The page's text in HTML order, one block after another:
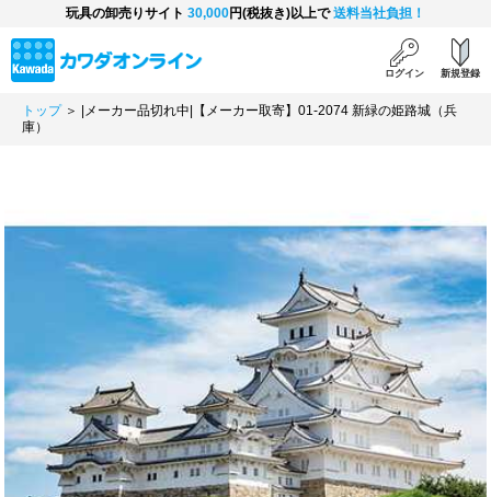
玩具の卸売りサイト 30,000円(税抜き)以上で送料当社負担！
ログイン 新規登録
トップ＞ |メーカー品切れ中|【メーカー取寄】01-2074 新緑の姫路城（兵
庫）